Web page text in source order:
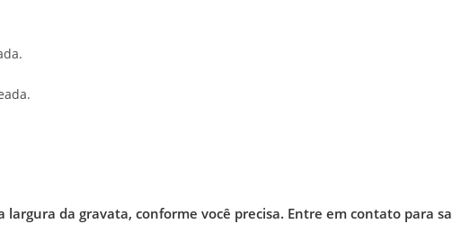
largura da gravata, conforme você precisa. Entre em contato para